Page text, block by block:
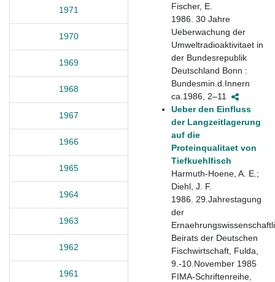
1971
1970
1969
1968
1967
1966
1965
1964
1963
1962
1961
Fischer, E.
1986. 30 Jahre
Ueberwachung der
Umweltradioaktivitaet in
der Bundesrepublik
Deutschland Bonn :
Bundesmin.d.Innern
ca.1986, 2–11
Ueber den Einfluss
der Langzeitlagerung
auf die
Proteinqualitaet von
Tiefkuehlfisch
Harmuth-Hoene, A. E.;
Diehl, J. F.
1986. 29.Jahrestagung
der
Beirats der Deutschen
Fischwirtschaft, Fulda,
9.-10.November 1985
FIMA-Schriftenreihe,